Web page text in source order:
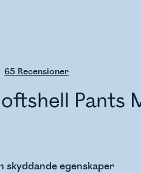
65 Recensioner
Pants
skyddande egenskaper